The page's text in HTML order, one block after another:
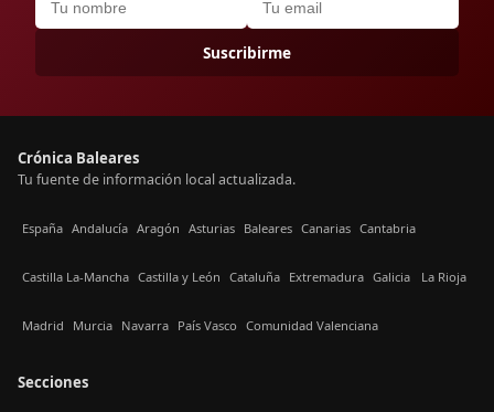
Suscribirme
Crónica Baleares
Tu fuente de información local actualizada.
España Andalucía Aragón Asturias Baleares Canarias Cantabria
Castilla La-Mancha Castilla y León Cataluña Extremadura Galicia La Rioja
Madrid Murcia Navarra País Vasco Comunidad Valenciana
Secciones